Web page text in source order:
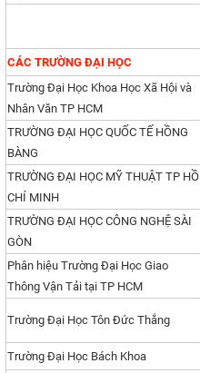
CÁC TRƯỜNG ĐẠI HỌC
Trường Đại Học Khoa Học Xã Hội và
Nhân Văn TP HCM
TRƯỜNG ĐẠI HỌC QUỐC TẾ HỒNG
BÀNG
TRƯỜNG ĐẠI HỌC MỸ THUẬT TP HỒ
CHÍ MINH
TRƯỜNG ĐẠI HỌC CÔNG NGHỆ SÀI
GÒN
Phân hiệu Trường Đại Học Giao
Thông Vận Tải tại TP HCM
Trường Đại Học Tôn Đức Thắng
Trường Đại Học Bách Khoa